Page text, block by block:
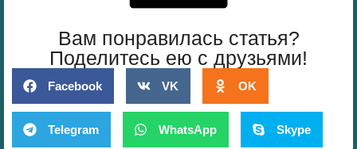
Вам понравилась статья?
Поделитесь ею с друзьями!
Facebook VK OK
Telegram WhatsApp Skype